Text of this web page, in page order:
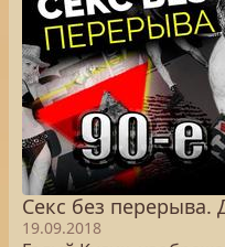
Секс без перерыва.
19.09.2018